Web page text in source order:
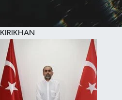
KIRIKHAN